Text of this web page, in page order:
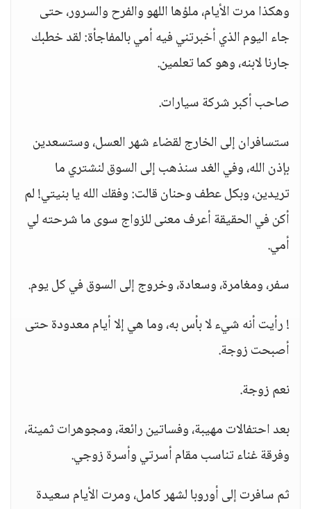
وهكذا مرت الأيام، ملؤها اللهو والفرح والسرور، حتى
جاء اليوم الذي أخبرتني فيه أمي بالمفاجأة: لقد خطبك
جارنا لابنه، وهو كما تعلمين.
صاحب أكبر شركة سيارات.
ستسافران إلى الخارج لقضاء شهر العسل، وستسعدين
بإذن الله، وفي الغد سنذهب إلى السوق لنشتري ما
تريدين، وبكل عطف وحنان قالت: وفقك الله يا بنيتي! لم
أكن في الحقيقة أعرف معنى للزواج سوى ما شرحته لي
أمي.
سفر، ومغامرة، وسعادة، وخروج إلى السوق في كل يوم.
! رأيت أنه شيء لا بأس به، وما هي إلا أيام معدودة حتى
أصبحت زوجة.
نعم زوجة.
بعد احتفالات مهيبة، وفساتين رائعة، ومجوهرات ثمينة،
وفرقة غناء تناسب مقام أسرتي وأسرة زوجي.
ثم سافرت إلى أوروبا لشهر كامل، ومرت الأيام سعيدة